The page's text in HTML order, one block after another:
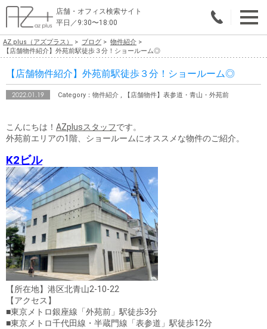
店舗・オフィス検索サイト
平日／9:30〜18:00
物件総合検索
エリアで探す
業種で探す
広さで探す
賃料から探す
こだわりで探す
店舗・オフィス物件を探す
テナントビルオーナー様へ
店舗・オフィスの内装会社を探す
AZ plus（アズプラス） ブログ
物件紹介
【店舗物件紹介】外苑前駅徒歩３分！ショールーム◎
【店舗物件紹介】外苑前駅徒歩３分！ショールーム◎
2022.01.19 Category：物件紹介 , 【店舗物件】表参道・青山・外苑前
こんにちは！ AZplusスタッフです。
外苑前エリアの1階、ショールームにオススメな物件のご紹介。
K2ビル
【所在地】港区北青山2-10-22
【アクセス】
■東京メトロ銀座線「外苑前」駅徒歩3分
■東京メトロ千代田線・半蔵門線「表参道」駅徒歩12分